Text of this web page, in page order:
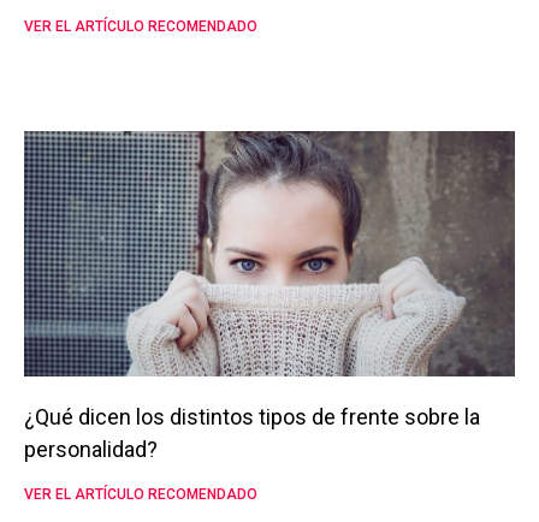
VER EL ARTÍCULO RECOMENDADO
¿Qué dicen los distintos tipos de frente sobre la
personalidad?
VER EL ARTÍCULO RECOMENDADO